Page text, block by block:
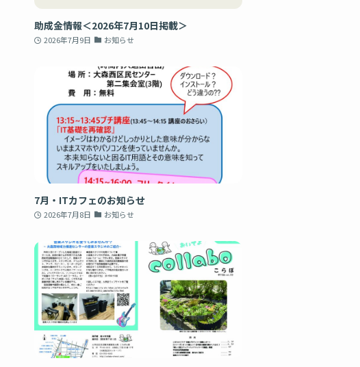
助成金情報＜2026年7月10日掲載＞
2026年7月9日 お知らせ
7月・ITカフェのお知らせ
2026年7月8日 お知らせ